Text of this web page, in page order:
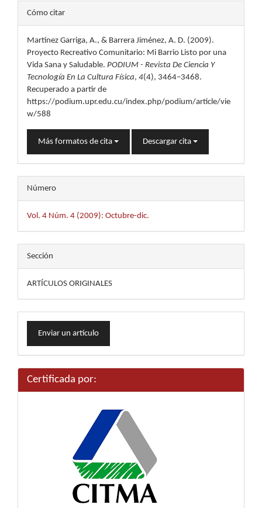
Detalles
del
artículo
Cómo citar
Martínez Garriga, A., & Barrera Jiménez, A. D. (2009).
Proyecto Recreativo Comunitario: Mi Barrio Listo por una
Vida Sana y Saludable. PODIUM - Revista De Ciencia Y
Tecnología En La Cultura Física, 4(4), 3464–3468.
Recuperado a partir de
https://podium.upr.edu.cu/index.php/podium/article/vie
w/588
Más formatos de cita Descargar cita
Número
Vol. 4 Núm. 4 (2009): Octubre-dic.
Sección
ARTÍCULOS ORIGINALES
Enviar
unEnviar un artículo
Certificada por: